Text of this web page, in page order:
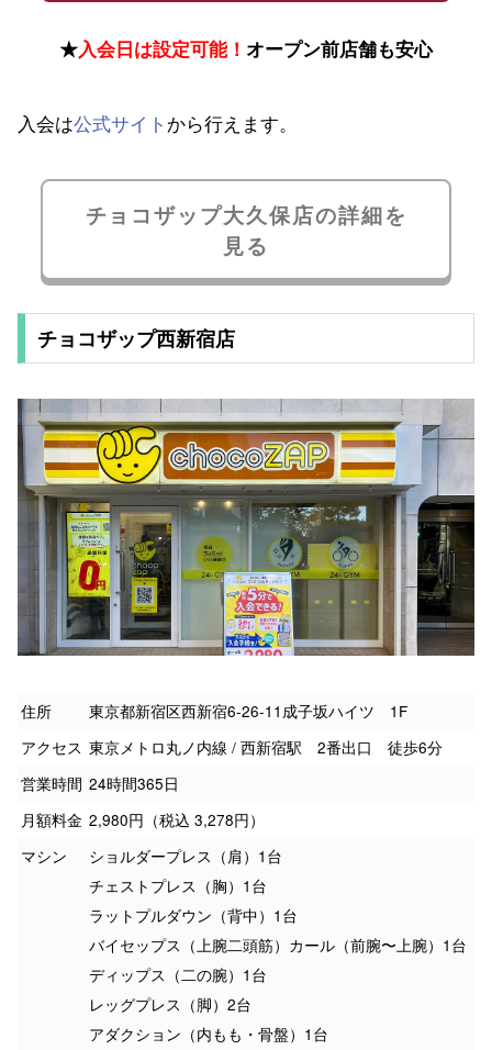
★入会日は設定可能！ オープン前店舗も安心
入会は公式サイト から行えます。
チョコザップ大久保店の詳細を
見る
チョコザップ西新宿店
住所
東京都新宿区西新宿6-26-11成子坂ハイツ 1F
アクセス 東京メトロ丸ノ内線 / 西新宿駅 2番出口 徒歩6分
営業時間 24時間365日
月額料金 2,980円（税込 3,278円）
マシン
ショルダープレス（肩）1台
チェストプレス（胸）1台
ラットプルダウン（背中）1台
バイセップス（上腕二頭筋）カール（前腕〜上腕）1台
ディップス（二の腕）1台
レッグプレス（脚）2台
アダクション（内もも・骨盤）1台